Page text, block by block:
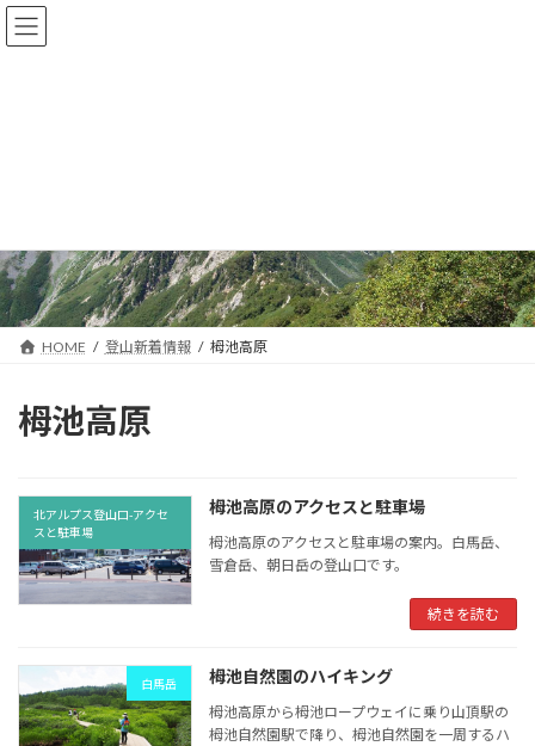
コ
ン
ナ
ビ
HOME 登山新着情報 栂池高原
栂池高原
北アルプス登山口-アクセ
スと駐車場
栂池高原のアクセスと駐車場
栂池高原のアクセスと駐車場の案内。白馬岳、
雪倉岳、朝日岳の登山口です。
続きを読む
白馬岳 栂池自然園のハイキング
栂池高原から栂池ロープウェイに乗り山頂駅の
栂池自然園駅で降り、栂池自然園を一周するハ